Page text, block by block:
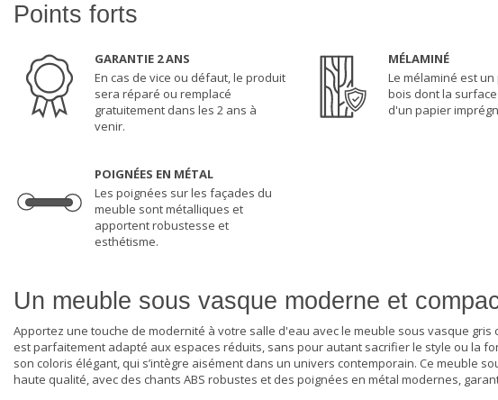
Points forts
GARANTIE 2 ANS
En cas de vice ou défaut, le produit
sera réparé ou remplacé
gratuitement dans les 2 ans à
venir.
MÉLAMINÉ
Le mélaminé est
bois dont la
d'un papier
POIGNÉES EN MÉTAL
Les poignées sur les façades du
meuble sont métalliques et
apportent robustesse et
esthétisme.
Un meuble sous vasque moderne et
Apportez une touche de modernité à votre salle d'eau avec le meuble sous vasque gris
est parfaitement adapté aux espaces réduits, sans pour autant sacrifier le style ou la
son coloris élégant, qui s’intègre aisément dans un univers contemporain. Ce meuble
haute qualité, avec des chants ABS robustes et des poignées en métal modernes,